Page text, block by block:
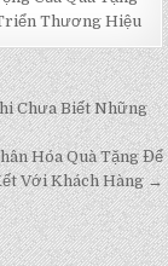
Thương Hiệu
Chưa Biết Những
Hóa Quà Tặng Để
Với Khách Hàng →